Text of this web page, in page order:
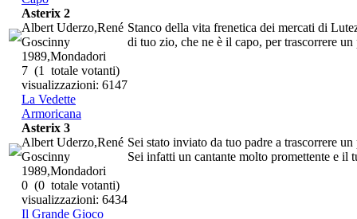
Stanco della vita frenetica dei mercati di
di tuo zio, che ne è il capo, per trascorrere
Asterix 2
Albert Uderzo,René
Goscinny
1989,Mondadori
7 (1 totale votanti)
visualizzazioni: 6147
La Vedette
Armoricana
Sei stato inviato da tuo padre a trascorrere
Sei infatti un cantante molto promettente e il
Asterix 3
Albert Uderzo,René
Goscinny
1989,Mondadori
0 (0 totale votanti)
visualizzazioni: 6434
Il Grande Gioco